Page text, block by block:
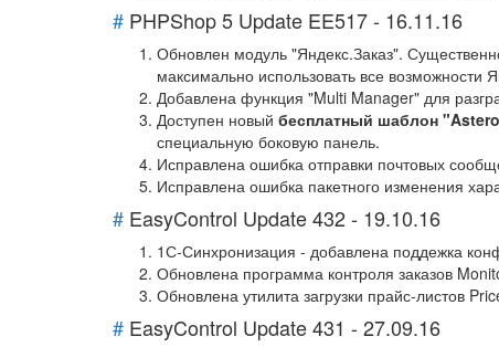
# PHPShop 5 Update EE517 - 16.11.16
Обновлен модуль "Яндекс.Заказ".
максимально использовать все возможности
Добавлена функция "Multi Manager" для
Доступен новый бесплатный шаблон
специальную боковую панель.
Исправлена ошибка отправки почтовых
Исправлена ошибка пакетного изменения
# EasyControl Update 432 - 19.10.16
1С-Синхронизация - добавлена поддежка
Обновлена программа контроля заказов
Обновлена утилита загрузки прайс-листов
# EasyControl Update 431 - 27.09.16